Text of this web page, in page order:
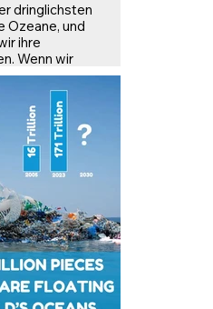
dringlichsten
Ozeane, und
ihre
Wenn wir
als sie sich
wir das
der
führt nicht
Folgen
wichtige
und